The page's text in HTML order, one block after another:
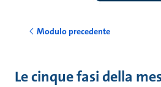
Modulo precedente
Le cinque fasi della